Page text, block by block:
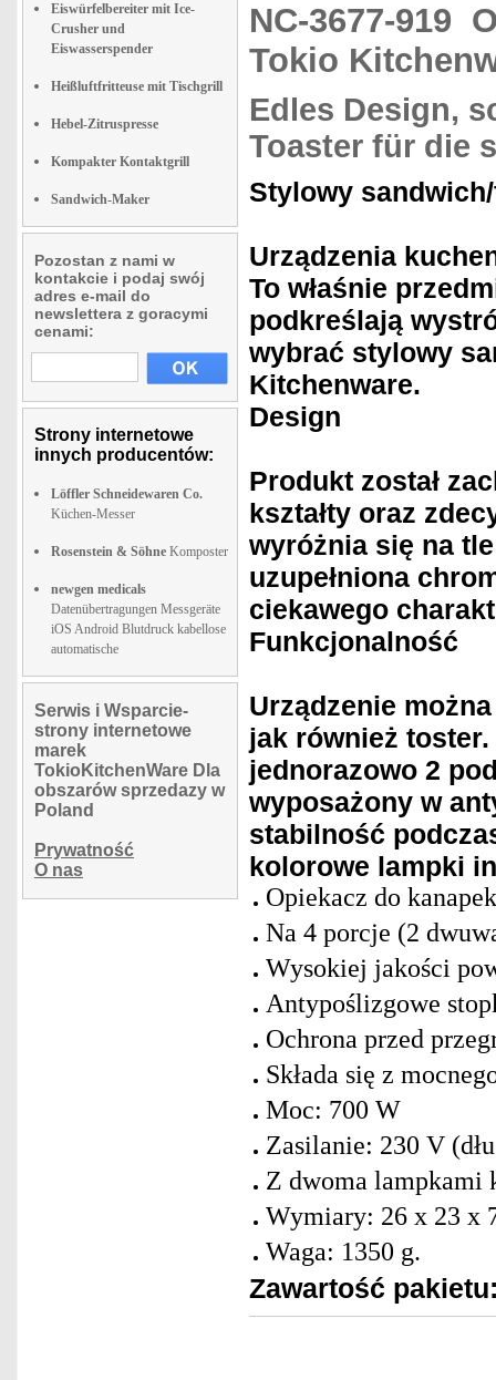
Eiswürfelbereiter mit Ice-
Crusher und
Eiswasserspender
Heißluftfritteuse mit Tischgrill
Hebel-Zitruspresse
Kompakter Kontaktgrill
Sandwich-Maker
Pozostan z nami w
kontakcie i podaj swój
adres e-mail do
newslettera z goracymi
cenami:
Strony internetowe
innych producentów:
Löffler Schneidewaren Co.
Küchen-Messer
Rosenstein & Söhne Komposter
newgen medicals
Datenübertragungen Messgeräte
iOS Android Blutdruck kabellose
automatische
Serwis i Wsparcie-
strony internetowe
marek
TokioKitchenWare Dla
obszarów sprzedazy w
Poland
Prywatność
O nas
NC-3677-919
Tokio
Edles Design,
Toaster für die
Stylowy
Urządzenia
To właśnie
podkreślają
wybrać stylowy
Kitchenware.
Design
Produkt został
kształty oraz
wyróżnia się na
uzupełniona
ciekawego
Funkcjonalność
Urządzenie
jak również
jednorazowo 2
wyposażony w
stabilność
kolorowe lampki
Opiekacz do
Na 4 porcje (2
Wysokiej jakości
Antypoślizgowe
Ochrona przed
Składa się z
Moc: 700 W
Zasilanie: 230 V
Z dwoma lampkami
Wymiary: 26 x 23 x
Waga: 1350 g.
Zawartość